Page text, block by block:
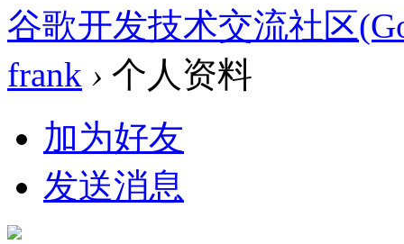
谷歌开发技术交流社区
frank › 个人资料
加为好友
发送消息